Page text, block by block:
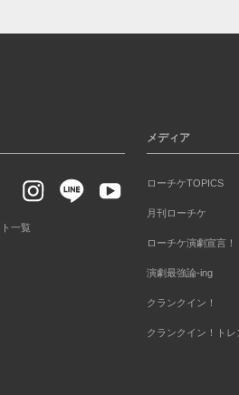
一覧
メディア
ローチケTOPICS
月刊ローチケ
ローチケ演劇宣言！
演劇最強論-ing
クランクイン！
クランクイン！トレ